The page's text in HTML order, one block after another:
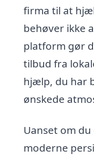
firma til at
behøver ikke
platform gør
tilbud fra
hjælp, du har
ønskede
Uanset om
moderne